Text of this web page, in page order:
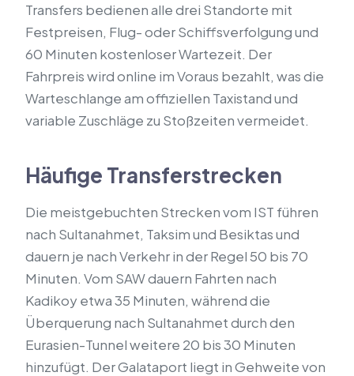
Transfers bedienen alle drei Standorte mit
Festpreisen, Flug- oder Schiffsverfolgung und
60 Minuten kostenloser Wartezeit. Der
Fahrpreis wird online im Voraus bezahlt, was die
Warteschlange am offiziellen Taxistand und
variable Zuschläge zu Stoßzeiten vermeidet.
Häufige Transferstrecken
Die meistgebuchten Strecken vom IST führen
nach Sultanahmet, Taksim und Besiktas und
dauern je nach Verkehr in der Regel 50 bis 70
Minuten. Vom SAW dauern Fahrten nach
Kadikoy etwa 35 Minuten, während die
Überquerung nach Sultanahmet durch den
Eurasien-Tunnel weitere 20 bis 30 Minuten
hinzufügt. Der Galataport liegt in Gehweite von